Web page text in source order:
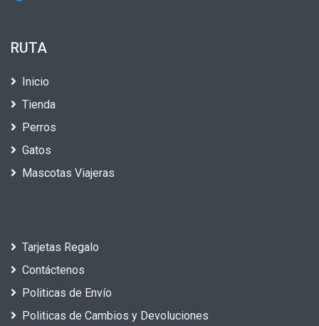
RUTA
Inicio
Tienda
Perros
Gatos
Mascotas Viajeras
Tarjetas Regalo
Contáctenos
Politicas de Envío
Politicas de Cambios y Devoluciones